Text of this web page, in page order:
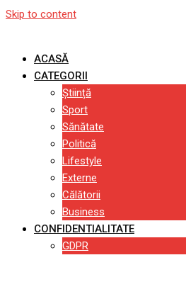
Skip to content
ACASĂ
CATEGORII
Știință
Sport
Sănătate
Politică
Lifestyle
Externe
Călătorii
Business
CONFIDENTIALITATE
GDPR